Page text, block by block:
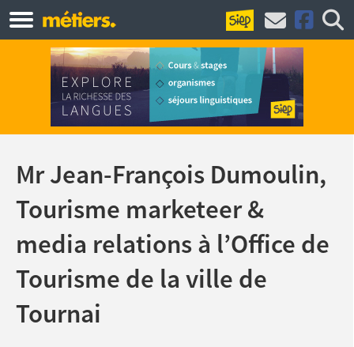
Mr Jean-François Dumoulin,
Tourisme marketeer &
media relations à l’Office de
Tourisme de la ville de
Tournai